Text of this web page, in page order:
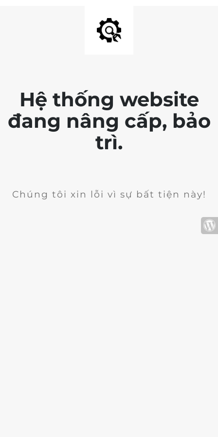
Hệ thống website
đang nâng cấp, bảo
trì.
Chúng tôi xin lỗi vì sự bất tiện này!